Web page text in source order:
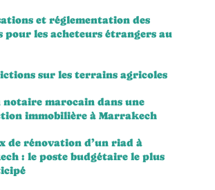
et réglementation des
pour les acheteurs étrangers au
sur les terrains agricoles
notaire marocain dans une
immobilière à Marrakech
de rénovation d’un riad à
: le poste budgétaire le plus